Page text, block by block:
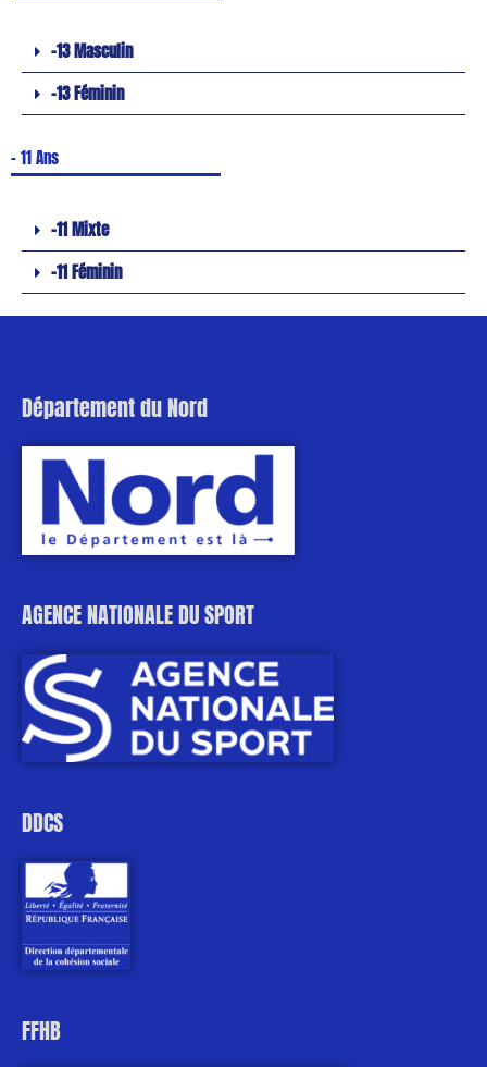
-13 Masculin
-13 Féminin
- 11 Ans
-11 Mixte
-11 Féminin
Département du Nord
AGENCE NATIONALE DU SPORT
DDCS
FFHB